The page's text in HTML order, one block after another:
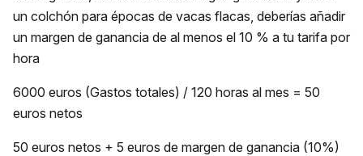
un colchón para épocas de vacas flacas, deberías añadir
un margen de ganancia de al menos el 10 % a tu tarifa por
hora
6000 euros (Gastos totales) / 120 horas al mes = 50
euros netos
50 euros netos + 5 euros de margen de ganancia (10%)